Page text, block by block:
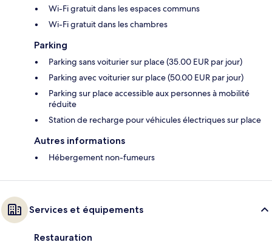
Wi-Fi gratuit dans les espaces communs
Wi-Fi gratuit dans les chambres
Parking
Parking sans voiturier sur place (35.00 EUR par jour)
Parking avec voiturier sur place (50.00 EUR par jour)
Parking sur place accessible aux personnes à mobilité
réduite
Station de recharge pour véhicules électriques sur place
Autres informations
Hébergement non-fumeurs
Services et équipements
Restauration